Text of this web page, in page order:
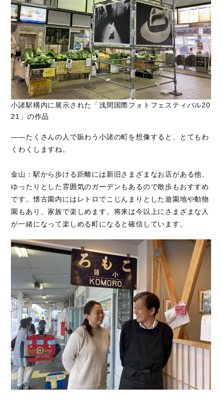
小諸駅構内に展示された「浅間国際フォトフェスティバル20
21」の作品
――たくさんの人で賑わう小諸の町を想像すると、とてもわ
くわくしますね。
金山：駅から歩ける距離には新旧さまざまなお店がある他、
ゆったりとした雰囲気のガーデンもあるので散歩もおすすめ
です。懐古園内にはレトロでこじんまりとした遊園地や動物
園もあり、家族で楽しめます。将来は今以上にさまざまな人
が一緒になって楽しめる町になると確信しています。